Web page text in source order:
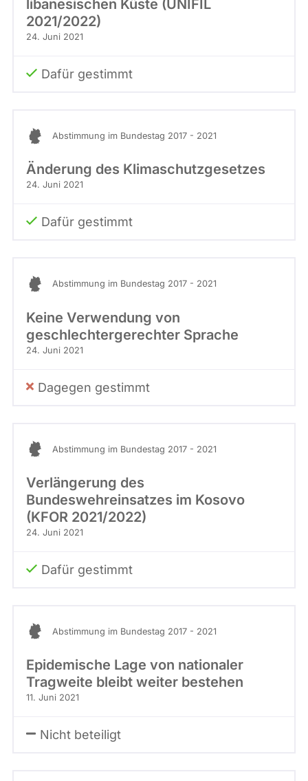
libanesischen Küste (UNIFIL
2021/2022)
24. Juni 2021
Dafür gestimmt
Abstimmung im Bundestag 2017 - 2021
Änderung des Klimaschutzgesetzes
24. Juni 2021
Dafür gestimmt
Abstimmung im Bundestag 2017 - 2021
Keine Verwendung von
geschlechtergerechter Sprache
24. Juni 2021
Dagegen gestimmt
Abstimmung im Bundestag 2017 - 2021
Verlängerung des
Bundeswehreinsatzes im Kosovo
(KFOR 2021/2022)
24. Juni 2021
Dafür gestimmt
Abstimmung im Bundestag 2017 - 2021
Epidemische Lage von nationaler
Tragweite bleibt weiter bestehen
11. Juni 2021
Nicht beteiligt